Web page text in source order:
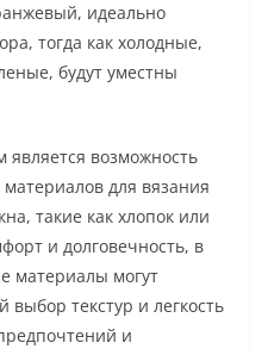
идеально
тогда как холодные,
будут уместны
возможность
для вязания
такие как хлопок или
и долговечность, в
материалы могут
текстур и легкость
и